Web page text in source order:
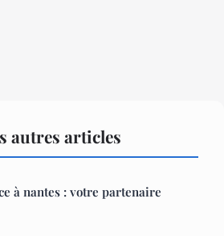
autres articles
à nantes : votre partenaire